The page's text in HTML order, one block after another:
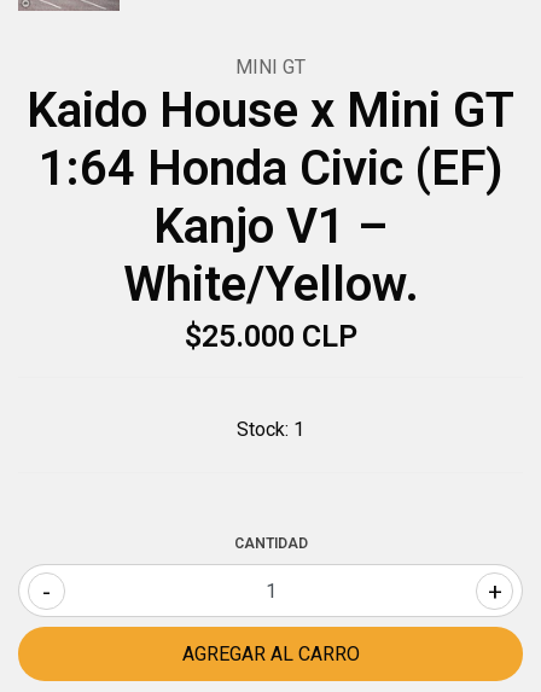
MINI GT
Kaido House x Mini GT
1:64 Honda Civic (EF)
Kanjo V1 –
White/Yellow.
$25.000 CLP
Stock: 1
CANTIDAD
- +